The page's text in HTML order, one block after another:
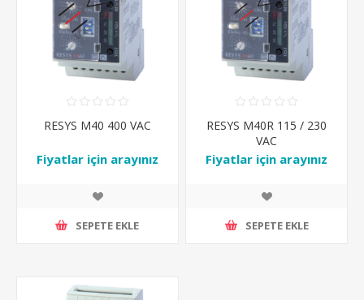
RESYS M40 400 VAC
Fiyatlar için arayınız
SEPETE EKLE
RESYS M40R 115 / 230
VAC
Fiyatlar için arayınız
SEPETE EKLE